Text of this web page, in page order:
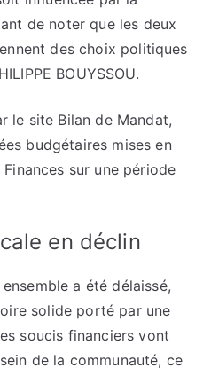
de noter que les deux
des choix politiques
BOUYSSOU.
le site Bilan de Mandat,
budgétaires mises en
sur une période
en déclin
a été délaissé,
solide porté par une
soucis financiers vont
de la communauté, ce